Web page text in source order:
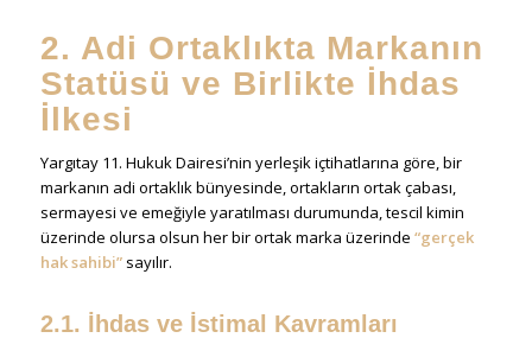
2. Adi Ortaklıkta Markanın
Statüsü ve Birlikte İhdas
İlkesi
Yargıtay 11. Hukuk Dairesi’nin yerleşik içtihatlarına göre, bir
markanın adi ortaklık bünyesinde, ortakların ortak çabası,
sermayesi ve emeğiyle yaratılması durumunda, tescil kimin
üzerinde olursa olsun her bir ortak marka üzerinde “gerçek
hak sahibi”sayılır.
2.1. İhdas ve İstimal Kavramları